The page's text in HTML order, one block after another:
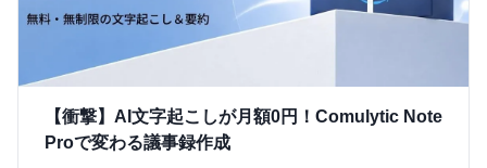
【衝撃】AI文字起こしが月額0円！Comulytic Note
Proで変わる議事録作成